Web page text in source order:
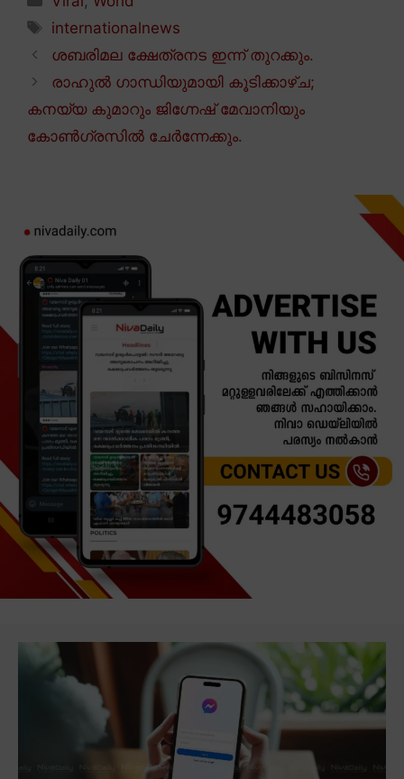
Tags
internationalnews
ശബരിമല ക്ഷേത്രനട ഇന്ന് തുറക്കും.
രാഹുൽ ഗാന്ധിയുമായി കൂടിക്കാഴ്ച;
കനയ്യ കുമാറും ജിഗ്നേഷ് മേവാനിയും
കോൺഗ്രസിൽ ചേർന്നേക്കും.